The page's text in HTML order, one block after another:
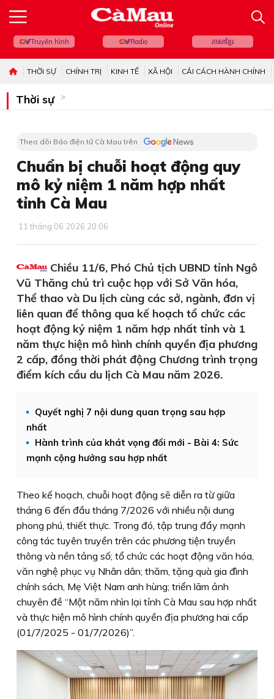
Truyền hình Radio ភាសាខ្មែរ
THỜI SỰ CHÍNH TRỊ KINH TẾ XÃ HỘI CẢI CÁCH HÀNH CHÍNH
Thời sự
Theo dõi Báo điện tử Cà Mau trên
Chuẩn bị chuỗi hoạt động quy
mô kỷ niệm 1 năm hợp nhất
tỉnh Cà Mau
11 tháng 06 2026 20:06
Chiều 11/6, Phó Chủ tịch UBND tỉnh Ngô
Vũ Thăng chủ trì cuộc họp với Sở Văn hóa,
Thể thao và Du lịch cùng các sở, ngành, đơn vị
liên quan để thông qua kế hoạch tổ chức các
hoạt động kỷ niệm 1 năm hợp nhất tỉnh và 1
năm thực hiện mô hình chính quyền địa phương
2 cấp, đồng thời phát động Chương trình trọng
điểm kích cầu du lịch Cà Mau năm 2026.
Quyết nghị 7 nội dung quan trọng sau hợp
nhất
Hành trình của khát vọng đổi mới - Bài 4: Sức
mạnh cộng hưởng sau hợp nhất
Theo kế hoạch, chuỗi hoạt động sẽ diễn ra từ giữa
tháng 6 đến đầu tháng 7/2026 với nhiều nội dung
phong phú, thiết thực. Trong đó, tập trung đẩy mạnh
công tác tuyên truyền trên các phương tiện truyền
thông và nền tảng số; tổ chức các hoạt động văn hóa,
văn nghệ phục vụ Nhân dân; thăm, tặng quà gia đình
chính sách, Mẹ Việt Nam anh hùng; triển lãm ảnh
chuyên đề “Một năm nhìn lại tỉnh Cà Mau sau hợp nhất
và thực hiện mô hình chính quyền địa phương hai cấp
(01/7/2025 - 01/7/2026)”.